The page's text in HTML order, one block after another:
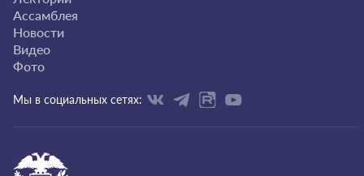
Ассамблея
Новости
Видео
Фото
Мы в социальных сетях: